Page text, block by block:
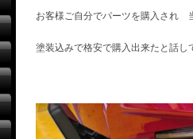
お客様ご自分でパーツを購入され
塗装込みで格安で購入出来たと話し